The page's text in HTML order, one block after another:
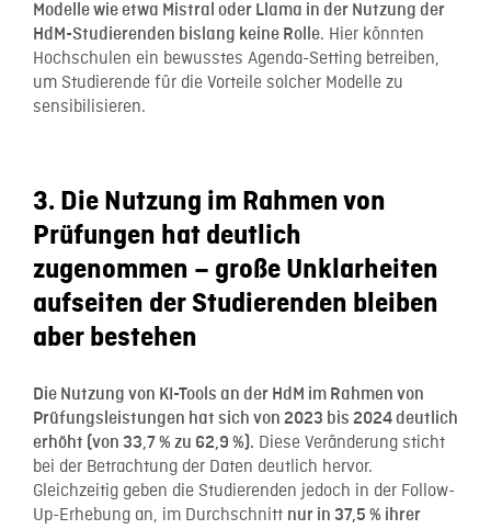
Modelle wie etwa Mistral oder Llama in der Nutzung der
HdM-Studierenden bislang keine Rolle. Hier könnten
Hochschulen ein bewusstes Agenda-Setting betreiben,
um Studierende für die Vorteile solcher Modelle zu
sensibilisieren.
3. Die Nutzung im Rahmen von
Prüfungen hat deutlich
zugenommen – große Unklarheiten
aufseiten der Studierenden bleiben
aber bestehen
Die Nutzung von KI-Tools an der HdM im Rahmen von
Prüfungsleistungen hat sich von 2023 bis 2024 deutlich
erhöht (von 33,7 % zu 62,9 %). Diese Veränderung sticht
bei der Betrachtung der Daten deutlich hervor.
Gleichzeitig geben die Studierenden jedoch in der Follow-
Up-Erhebung an, im Durchschnitt nur in 37,5 % ihrer